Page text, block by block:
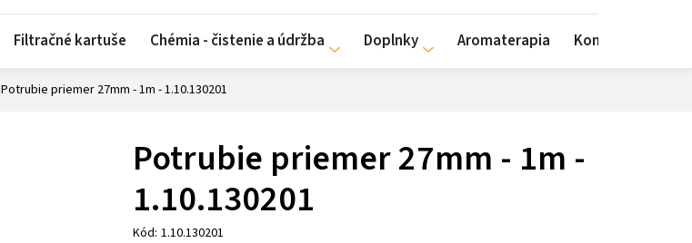
KOŠÍK
Filtračné kartuše Chémia - čistenie a údržba Doplnky Aromaterapia Kontakty
Potrubie priemer 27mm - 1m - 1.10.130201
Potrubie priemer 27mm - 1m -
1.10.130201
Kód: 1.10.130201